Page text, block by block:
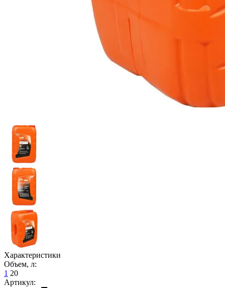
Характеристики
Объем, л:
1 20
Артикул: